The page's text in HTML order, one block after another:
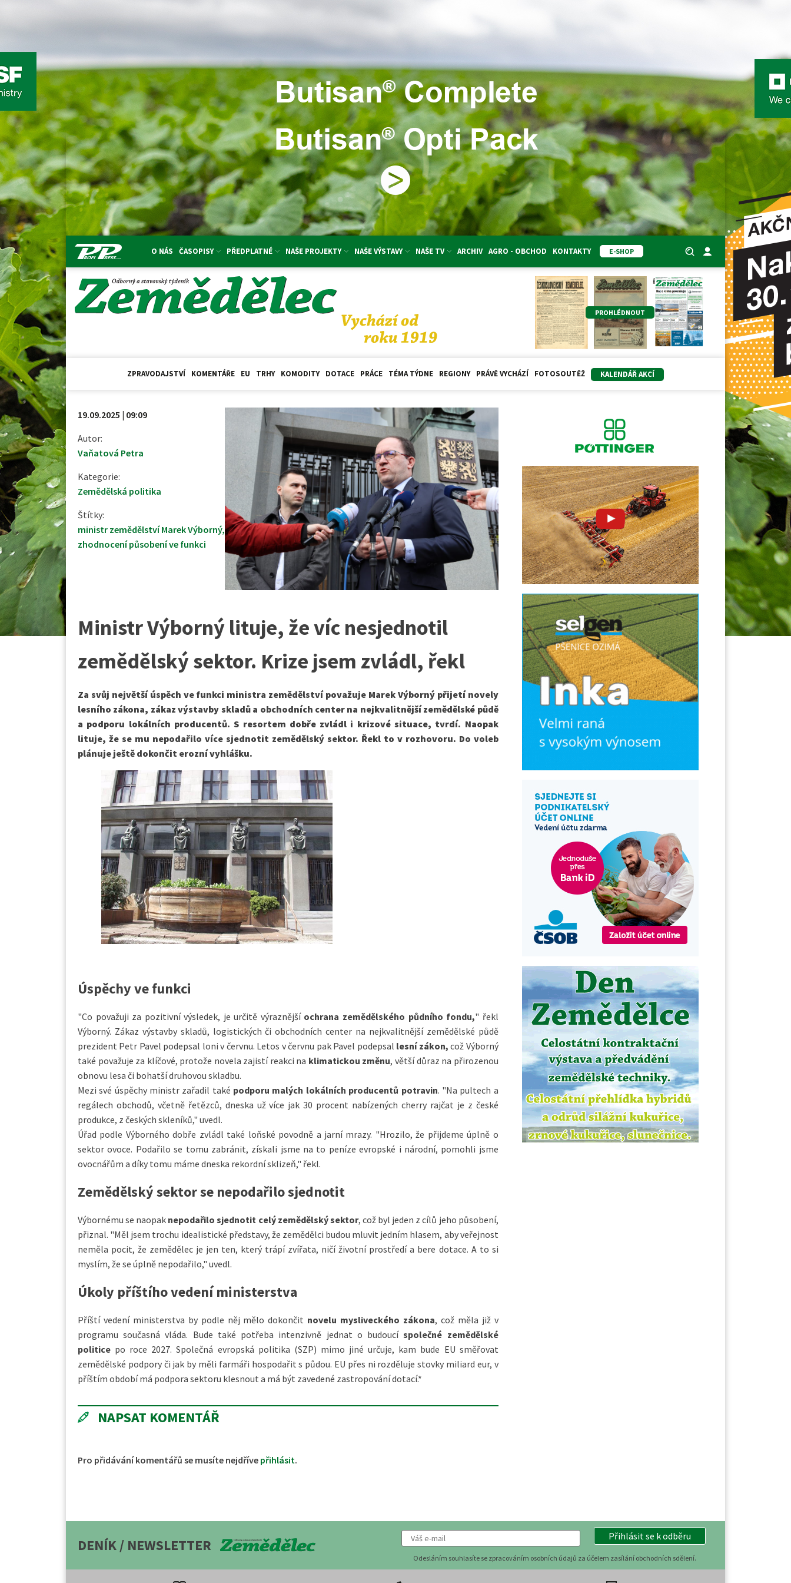
O NÁS ČASOPISY PŘEDPLATNÉ NAŠE PROJEKTY NAŠE VÝSTAVY NAŠE TV ARCHIV AGRO - OBCHOD KONTAKTY E-SHOP
PROHLÉDNOUT
ZPRAVODAJSTVÍ KOMENTÁŘE EU TRHY KOMODITY DOTACE PRÁCE TÉMA TÝDNE REGIONY PRÁVĚ VYCHÁZÍ FOTOSOUTĚŽ KALENDÁŘ AKCÍ
19.09.2025 | 09:09
Autor:
Vaňatová Petra
Kategorie:
Zemědělská politika
Štítky:
ministr zemědělství Marek Výborný,
zhodnocení působení ve funkci
Ministr Výborný lituje, že víc nesjednotil
zemědělský sektor. Krize jsem zvládl, řekl
Za svůj největší úspěch ve funkci ministra zemědělství považuje Marek Výborný přijetí novely
lesního zákona, zákaz výstavby skladů a obchodních center na nejkvalitnější zemědělské půdě
a podporu lokálních producentů. S resortem dobře zvládl i krizové situace, tvrdí. Naopak
lituje, že se mu nepodařilo více sjednotit zemědělský sektor. Řekl to v rozhovoru. Do voleb
plánuje ještě dokončit erozní vyhlášku.
Úspěchy ve funkci
"Co považuji za pozitivní výsledek, je určitě výraznější ochrana zemědělského půdního fondu," řekl
Výborný. Zákaz výstavby skladů, logistických či obchodních center na nejkvalitnější zemědělské půdě
prezident Petr Pavel podepsal loni v červnu. Letos v červnu pak Pavel podepsal lesní zákon, což Výborný
také považuje za klíčové, protože novela zajistí reakci na klimatickou změnu, větší důraz na přirozenou
obnovu lesa či bohatší druhovou skladbu.
Mezi své úspěchy ministr zařadil také podporu malých lokálních producentů potravin. "Na pultech a
regálech obchodů, včetně řetězců, dneska už více jak 30 procent nabízených cherry rajčat je z české
produkce, z českých skleníků," uvedl.
Úřad podle Výborného dobře zvládl také loňské povodně a jarní mrazy. "Hrozilo, že přijdeme úplně o
sektor ovoce. Podařilo se tomu zabránit, získali jsme na to peníze evropské i národní, pomohli jsme
ovocnářům a díky tomu máme dneska rekordní sklizeň," řekl.
Zemědělský sektor se nepodařilo sjednotit
Výbornému se naopak nepodařilo sjednotit celý zemědělský sektor, což byl jeden z cílů jeho působení,
přiznal. "Měl jsem trochu idealistické představy, že zemědělci budou mluvit jedním hlasem, aby veřejnost
neměla pocit, že zemědělec je jen ten, který trápí zvířata, ničí životní prostředí a bere dotace. A to si
myslím, že se úplně nepodařilo," uvedl.
Úkoly příštího vedení ministerstva
Příští vedení ministerstva by podle něj mělo dokončit novelu mysliveckého zákona, což měla již v
programu současná vláda. Bude také potřeba intenzivně jednat o budoucíspolečné zemědělské
politice po roce 2027. Společná evropská politika (SZP) mimo jiné určuje, kam bude EU směřovat
zemědělské podpory či jak by měli farmáři hospodařit s půdou. EU přes ni rozděluje stovky miliard eur, v
příštím období má podpora sektoru klesnout a má být zavedené zastropování dotací.*
NAPSAT KOMENTÁŘ
Pro přidávání komentářů se musíte nejdříve přihlásit.
DENÍK / NEWSLETTER Přihlásit se k odběru
Odesláním souhlasíte se zpracováním osobních údajů za účelem zasílání obchodních sdělení.